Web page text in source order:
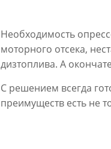
Необходимость
моторного отсека,
дизтоплива. А
С решением всегда
преимуществ есть не